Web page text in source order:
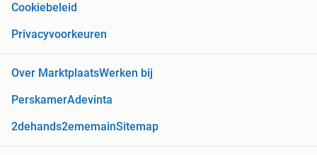
Cookiebeleid
Privacyvoorkeuren
Over MarktplaatsWerken bij
PerskamerAdevinta
2dehands2ememainSitemap